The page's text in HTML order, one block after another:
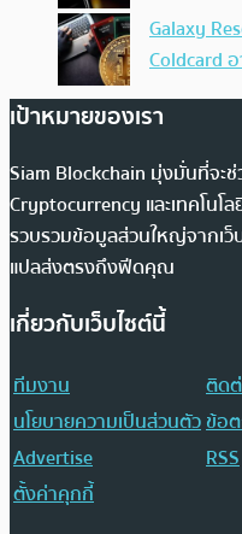
Galaxy
Coldcard
เป้าหมายของเรา
Siam Blockchain มุ่งมั่นที่จะ
Cryptocurrency และเทคโนโ
รวบรวมข้อมูลส่วนใหญ่จากเว็
แปลส่งตรงถึงฟีดคุณ
เกี่ยวกับเว็บไซต์นี้
ทีมงาน
ติด
นโยบายความเป็นส่วนตัวข้อ
Advertise
RSS
ตั้งค่าคุกกี้